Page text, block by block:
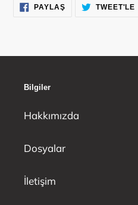
PAYLAŞFACEBOOK'TA
PAYLAŞ
TWEET'LE
Bilgiler
Hakkımızda
Dosyalar
İletişim